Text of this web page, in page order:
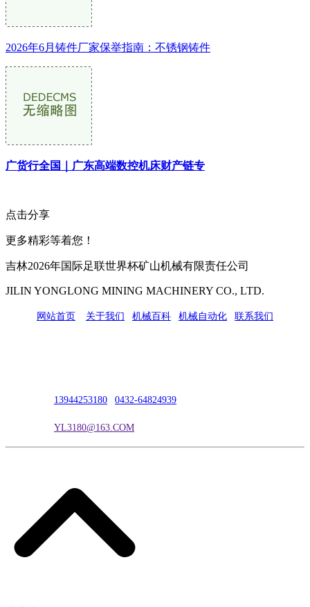
2026年6月铸件厂家保举指南：不锈钢铸件
广货行全国｜广东高端数控机床财产链专
点击分享
更多精彩等着您！
吉林2026年国际足联世界杯矿山机械有限责任公司
JILIN YONGLONG MINING MACHINERY CO., LTD.
网站首页 关于我们 机械百科 机械自动化 联系我们
13944253180 0432-64824939
YL3180@163.COM